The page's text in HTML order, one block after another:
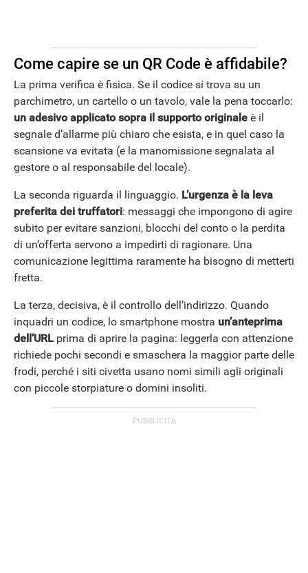
Come capire se un QR Code è affidabile?
La prima verifica è fisica. Se il codice si trova su un
parchimetro, un cartello o un tavolo, vale la pena toccarlo:
un adesivo applicato sopra il supporto originale è il
segnale d’allarme più chiaro che esista, e in quel caso la
scansione va evitata (e la manomissione segnalata al
gestore o al responsabile del locale).
La seconda riguarda il linguaggio. L’urgenza è la leva
preferita dei truffatori: messaggi che impongono di agire
subito per evitare sanzioni, blocchi del conto o la perdita
di un’offerta servono a impedirti di ragionare. Una
comunicazione legittima raramente ha bisogno di metterti
fretta.
La terza, decisiva, è il controllo dell’indirizzo. Quando
inquadri un codice, lo smartphone mostra un’anteprima
dell’URL prima di aprire la pagina: leggerla con attenzione
richiede pochi secondi e smaschera la maggior parte delle
frodi, perché i siti civetta usano nomi simili agli originali
con piccole storpiature o domini insoliti.